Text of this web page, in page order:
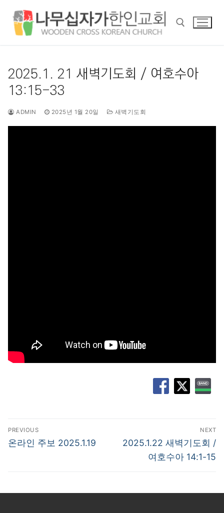
2025.1. 21 새벽기도회 / 여호수아
13:15-33
ADMIN 2025년 1월 20일 새벽기도회
글
탐
PREVIOUS
Previous
온라인 주보 2025.1.19
NEXT
Next
2025.1.22 새벽기도회 /
여호수아 14:1-15